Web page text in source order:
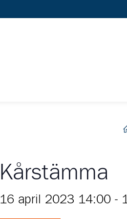
Kårstämma
16 april 2023 14:00 -